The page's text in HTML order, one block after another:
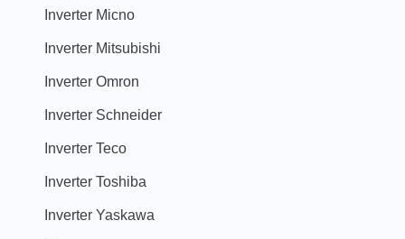
Inverter Micno
Inverter Mitsubishi
Inverter Omron
Inverter Schneider
Inverter Teco
Inverter Toshiba
Inverter Yaskawa